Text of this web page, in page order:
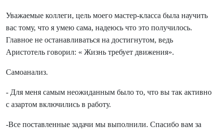
Уважаемые коллеги, цель моего мастер-класса была научить
вас тому, что я умею сама, надеюсь что это получилось.
Главное не останавливаться на достигнутом, ведь
Аристотель говорил: « Жизнь требует движения».
Самоанализ.
- Для меня самым неожиданным было то, что вы так активно
с азартом включились в работу.
-Все поставленные задачи мы выполнили. Спасибо вам за